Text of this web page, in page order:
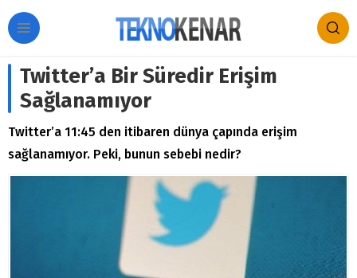
Twitter’a Bir Süredir Erişim
Sağlanamıyor
Twitter’a 11:45 den itibaren dünya çapında erişim
sağlanamıyor. Peki, bunun sebebi nedir?